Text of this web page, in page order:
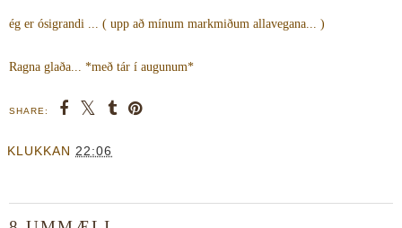
ég er ósigrandi ... ( upp að mínum markmiðum allavegana... )
Ragna glaða... *með tár í augunum*
SHARE:
KLUKKAN 22:06